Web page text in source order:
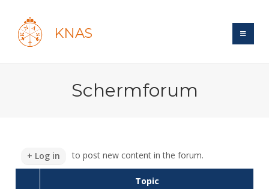
KNAS
Lidmaatschap
Introductie
Informatie
Schermforum
Log in to post new content in the forum.
Topic